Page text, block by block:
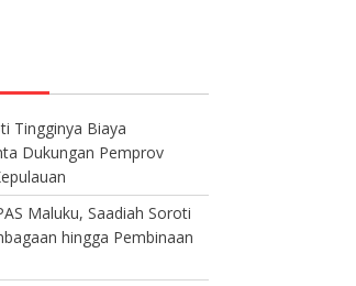
Tingginya Biaya
Dukungan Pemprov
Maluku, Saadiah Soroti
hingga Pembinaan